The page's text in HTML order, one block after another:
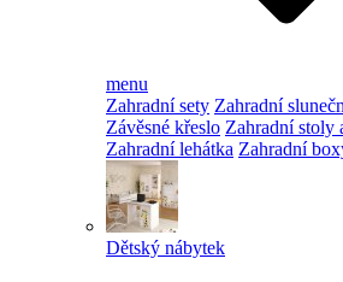
menu
Zahradní sety Zahradní
Závěsné křeslo Zahradní stoly
Zahradní lehátka Zahradní
Dětský nábytek